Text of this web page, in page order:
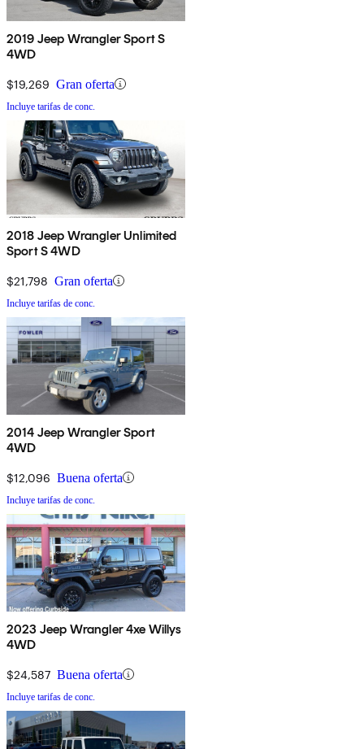
2019 Jeep Wrangler Sport S
4WD
$19,269 Gran oferta
Incluye tarifas de conc.
2018 Jeep Wrangler Unlimited
Sport S 4WD
$21,798 Gran oferta
Incluye tarifas de conc.
2014 Jeep Wrangler Sport
4WD
$12,096 Buena oferta
Incluye tarifas de conc.
2023 Jeep Wrangler 4xe Willys
4WD
$24,587 Buena oferta
Incluye tarifas de conc.